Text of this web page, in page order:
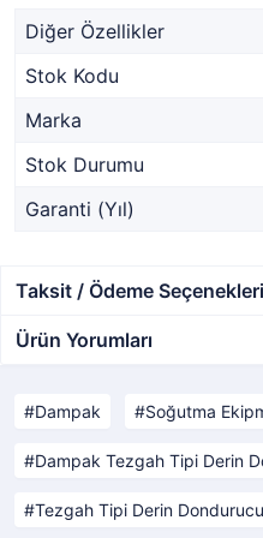
Diğer Özellikler
Stok Kodu
Marka
Stok Durumu
Garanti (Yıl)
Taksit / Ödeme Seçenekleri
Ürün Yorumları
Dampak Soğutma
Dampak Tezgah Tipi Derin
Tezgah Tipi Derin Dondurucu